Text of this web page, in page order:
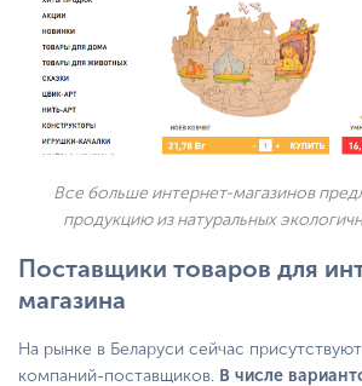
Все больше интернет-магазинов
продукцию из натуральных
Поставщики товаров для
магазина
На рынке в Беларуси сейчас
компаний-поставщиков. В числе